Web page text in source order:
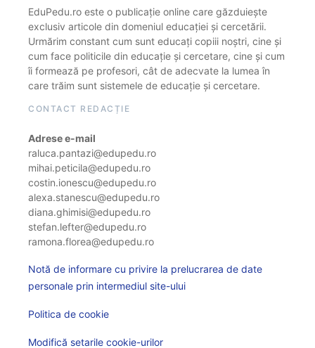
EduPedu.ro este o publicație online care găzduiește
exclusiv articole din domeniul educației și cercetării.
Urmărim constant cum sunt educați copiii noștri, cine și
cum face politicile din educație și cercetare, cine și cum
îi formează pe profesori, cât de adecvate la lumea în
care trăim sunt sistemele de educație și cercetare.
CONTACT REDACȚIE
Adrese e-mail
raluca.pantazi@edupedu.ro
mihai.peticila@edupedu.ro
costin.ionescu@edupedu.ro
alexa.stanescu@edupedu.ro
diana.ghimisi@edupedu.ro
stefan.lefter@edupedu.ro
ramona.florea@edupedu.ro
Notă de informare cu privire la prelucrarea de date
personale prin intermediul site-ului
Politica de cookie
Modifică setarile cookie-urilor